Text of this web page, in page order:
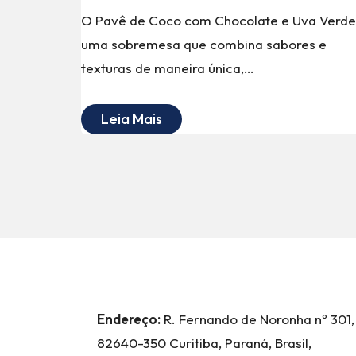
O Pavê de Coco com Chocolate e Uva
uma sobremesa que combina sabores e
texturas de maneira única,…
Leia Mais
Endereço: R. Fernando de Noronha nº 301,
82640-350 Curitiba, Paraná, Brasil,